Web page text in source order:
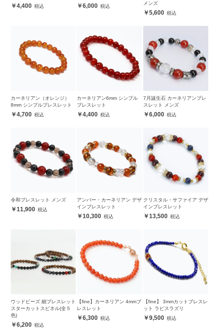
4,400 6,000
メンズ
5,600
カーネリアン（オレンジ）
8mm シンプルブレスレット
4,700
カーネリアン6mm シンプル
ブレスレット
4,400
7月誕生石 カーネリアンブレ
スレット メンズ
6,000
令和ブレスレット メンズ
11,900
アンバー・カーネリアン デザ
インブレスレット
10,300
クリスタル・サファイア デザ
インブレスレット
13,500
ウッドビーズ 細ブレスレット
スターカットスピネル(全５
色)
6,200
【fine】カーネリアン 4mmブ
レスレット
6,300
【fine】 3mmカットブレスレ
ット ラピスラズリ
9,500